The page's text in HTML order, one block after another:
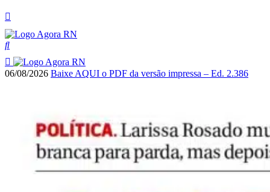
06/08/2026 Baixe AQUI o PDF da versão impressa – Ed. 2.386